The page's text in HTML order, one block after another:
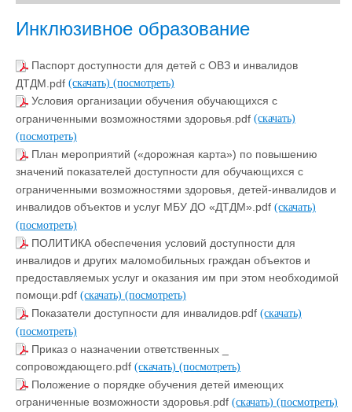
Инклюзивное образование
Паспорт доступности для детей с ОВЗ и инвалидов
ДТДМ.pdf (скачать) (посмотреть)
Условия организации обучения обучающихся с
ограниченными возможностями здоровья.pdf (скачать)
(посмотреть)
План мероприятий («дорожная карта») по повышению
значений показателей доступности для обучающихся с
ограниченными возможностями здоровья, детей-инвалидов и
инвалидов объектов и услуг МБУ ДО «ДТДМ».pdf (скачать)
(посмотреть)
ПОЛИТИКА обеспечения условий доступности для
инвалидов и других маломобильных граждан объектов и
предоставляемых услуг и оказания им при этом необходимой
помощи.pdf (скачать) (посмотреть)
Показатели доступности для инвалидов.pdf (скачать)
(посмотреть)
Приказ о назначении ответственных _
сопровождающего.pdf (скачать) (посмотреть)
Положение о порядке обучения детей имеющих
ограниченные возможности здоровья.pdf (скачать) (посмотреть)